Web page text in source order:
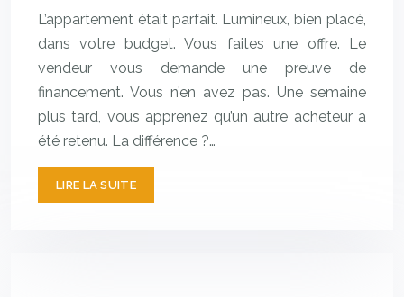
L’appartement était parfait. Lumineux, bien placé,
dans votre budget. Vous faites une offre. Le
vendeur vous demande une preuve de
financement. Vous n’en avez pas. Une semaine
plus tard, vous apprenez qu’un autre acheteur a
été retenu. La différence ?…
LIRE LA SUITE